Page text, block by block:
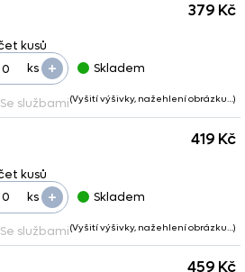
ks +
379 Kč
Skladem
Se službami(Vyšití výšivky, nažehlení obrázku…)
ks +
419 Kč
Skladem
Se službami(Vyšití výšivky, nažehlení obrázku…)
459 Kč